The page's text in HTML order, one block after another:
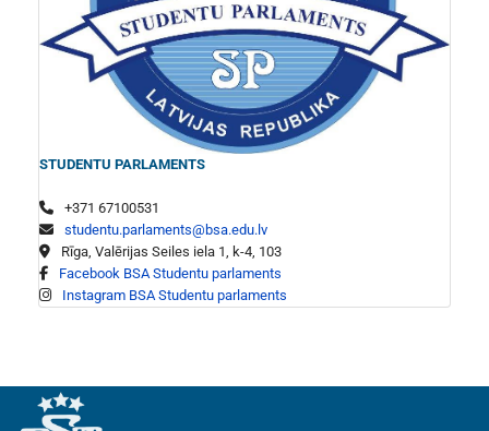
STUDENTU PARLAMENTS
+371 67100531
studentu.parlaments@bsa.edu.lv
Rīga, Valērijas Seiles iela 1, k-4, 103
Facebook BSA Studentu parlaments
Instagram BSA Studentu parlaments